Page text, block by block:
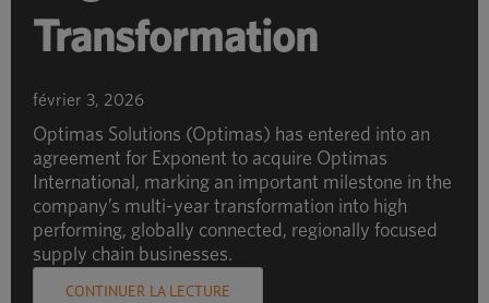
Transformation
février 3, 2026
Optimas Solutions (Optimas) has entered into an
agreement for Exponent to acquire Optimas
International, marking an important milestone in the
company’s multi-year transformation into high
performing, globally connected, regionally focused
supply chain businesses.
CONTINUER LA LECTURE